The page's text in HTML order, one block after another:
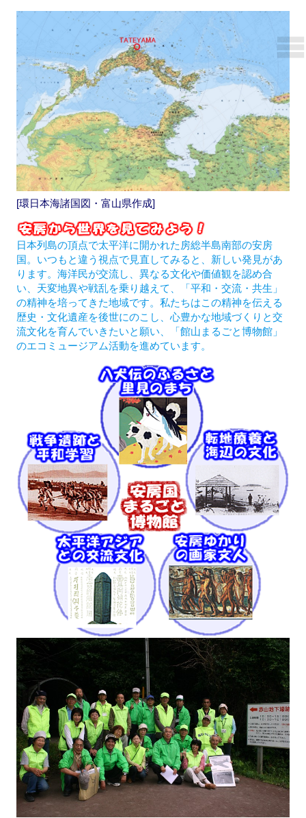
[環日本海諸国図・富山県作成]
日本列島の頂点で太平洋に開かれた房総半島南部の安房
国。いつもと違う視点で見直してみると、新しい発見があ
ります。海洋民が交流し、異なる文化や価値観を認め合
い、天変地異や戦乱を乗り越えて、「平和・交流・共生」
の精神を培ってきた地域です。私たちはこの精神を伝える
歴史・文化遺産を後世にのこし、心豊かな地域づくりと交
流文化を育んでいきたいと願い、「館山まるごと博物館」
のエコミュージアム活動を進めています。